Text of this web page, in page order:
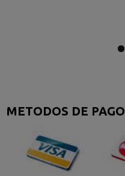
METODOS DE PAGO